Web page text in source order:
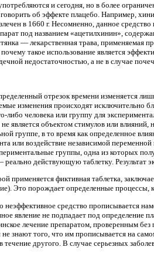
и сегодня, но в более
об эффекте плацебо. Например,
в 1660 г. Несомненно, данное средство
под названием «ацетилхинин»,
— лекарственная трава,
такое использование является
недостаточностью, а не в случае
отрезок времени изменяется
изменения происходят исключительно
либо человека или группу для
является объектом стимулов или
группе, в то время как определенное
или воздействие независимой
группы, одна из которых
действующую таблетку.
фиктивная таблетка,
Это порождает определенные процессы,
средство прописывается
явление не подпадает под определение
лечение препаратом, проверенным
знают того, что им прописывается на
другого. В случае серьезных